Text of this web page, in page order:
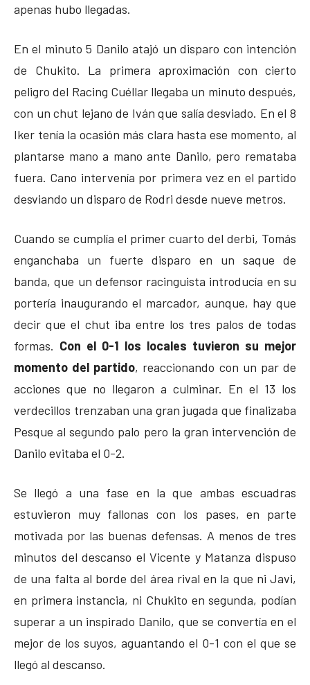
apenas hubo llegadas.
En el minuto 5 Danilo atajó un disparo con intención
de Chukito. La primera aproximación con cierto
peligro del Racing Cuéllar llegaba un minuto después,
con un chut lejano de Iván que salía desviado. En el 8
Iker tenía la ocasión más clara hasta ese momento, al
plantarse mano a mano ante Danilo, pero remataba
fuera. Cano intervenía por primera vez en el partido
desviando un disparo de Rodri desde nueve metros.
Cuando se cumplía el primer cuarto del derbi, Tomás
enganchaba un fuerte disparo en un saque de
banda, que un defensor racinguista introducía en su
portería inaugurando el marcador, aunque, hay que
decir que el chut iba entre los tres palos de todas
formas. Con el 0-1 los locales tuvieron su mejor
momento del partido, reaccionando con un par de
acciones que no llegaron a culminar. En el 13 los
verdecillos trenzaban una gran jugada que finalizaba
Pesque al segundo palo pero la gran intervención de
Danilo evitaba el 0-2.
Se llegó a una fase en la que ambas escuadras
estuvieron muy fallonas con los pases, en parte
motivada por las buenas defensas. A menos de tres
minutos del descanso el Vicente y Matanza dispuso
de una falta al borde del área rival en la que ni Javi,
en primera instancia, ni Chukito en segunda, podían
superar a un inspirado Danilo, que se convertía en el
mejor de los suyos, aguantando el 0-1 con el que se
llegó al descanso.